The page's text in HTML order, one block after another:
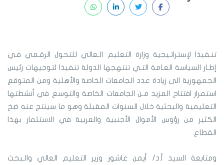
تنـفيذا لإستراتـيجية وزارة التعليم الـعالي للتحول الرقـمي فـي
إطـار السياسة العـامة التـي تنتهجها الدولة تنفيذا لتوجيهات رئيس
الجمهورية الى زيادة عدد الجامعات الخاصة والأهلية ومن المتوقع
استمرار افتتاح المزيد مـن الجامعات الخاصة والتوسع في أنشطتها
التعليمية والبحثية خلال السنوات المقبلة وهو ما سينتج عنه ضخ
الكثير من رؤوس الأموال الأجنبية والعربية في الاستثمار بهذا
القطاع.
ومتابعة السيد أ.د/ أيمن عاشور وزير التعليم العالي والـبحث